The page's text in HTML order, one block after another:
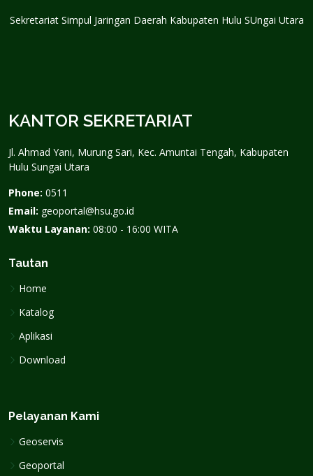
Sekretariat Simpul Jaringan Daerah Kabupaten Hulu SUngai Utara
KANTOR SEKRETARIAT
Jl. Ahmad Yani, Murung Sari, Kec. Amuntai Tengah, Kabupaten
Hulu Sungai Utara
Phone: 0511
Email: geoportal@hsu.go.id
Waktu Layanan: 08:00 - 16:00 WITA
Tautan
Home
Katalog
Aplikasi
Download
Pelayanan Kami
Geoservis
Geoportal